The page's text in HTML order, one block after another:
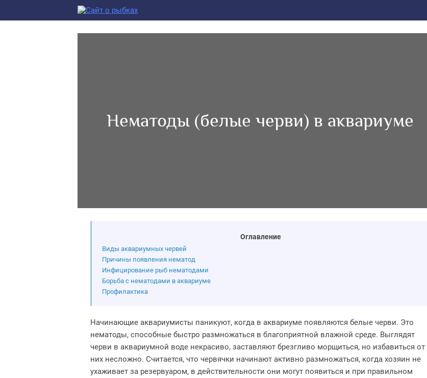
Нематоды (белые черви) в аквариуме
Оглавление
Виды аквариумных червей
Причины появления нематод
Инфицирование рыб нематодами
Борьба с нематодами в аквариуме
Профилактика
Начинающие аквариумисты паникуют, когда в аквариуме появляются белые черви. Это
нематоды, способные быстро размножаться в благоприятной влажной среде. Выглядят
черви в аквариумной воде некрасиво, заставляют брезгливо морщиться, но избавиться от
них несложно. Считается, что червячки начинают активно размножаться, когда хозяин не
ухаживает за резервуаром, в действительности они могут появиться и при правильном